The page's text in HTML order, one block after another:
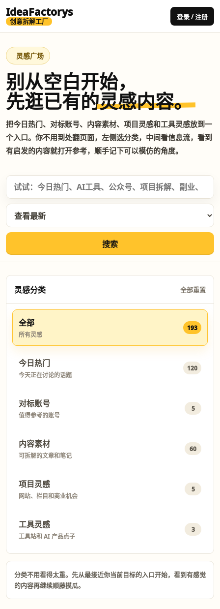
IdeaFactorys
创意拆解工厂
登录 / 注册
灵感广场
别从空白开始，
先逛已有的灵感内容。
把今日热门、对标账号、内容素材、项目灵感和工具灵感放到一
个入口。你不用到处翻页面，左侧选分类，中间看信息流，看到
有启发的内容就打开参考，顺手记下可以模仿的角度。
搜索
灵感分类 全部重置
全部
所有灵感
193
今日热门
今天正在讨论的话题
120
对标账号
值得参考的账号
5
内容素材
可拆解的文章和笔记
60
项目灵感
网站、栏目和商业机会
5
工具灵感
工具站和 AI 产品点子
3
分类不用看得太重。先从最接近你当前目标的入口开始，看到有感觉
的内容再继续顺藤摸瓜。